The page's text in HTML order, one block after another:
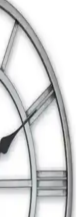
yeni bir trend
somut bilgi
şıklık sağlar.
Çay Kaşığı
seti, dayanıklı
kullanımlarınıza
Zigon
dayanıklı
hale getirir.
estetik
Saati - Estetik